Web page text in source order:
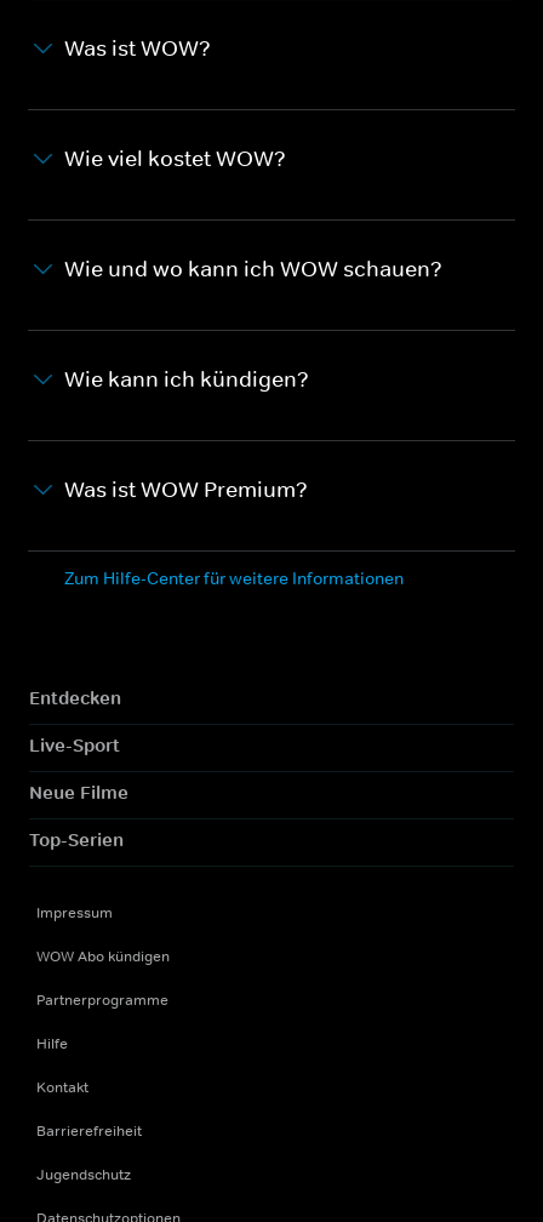
Was ist WOW?
Wie viel kostet WOW?
Wie und wo kann ich WOW schauen?
Wie kann ich kündigen?
Was ist WOW Premium?
Zum Hilfe-Center für weitere Informationen
Entdecken
Live-Sport
Neue Filme
Top-Serien
Impressum
WOW Abo kündigen
Partnerprogramme
Hilfe
Kontakt
Barrierefreiheit
Jugendschutz